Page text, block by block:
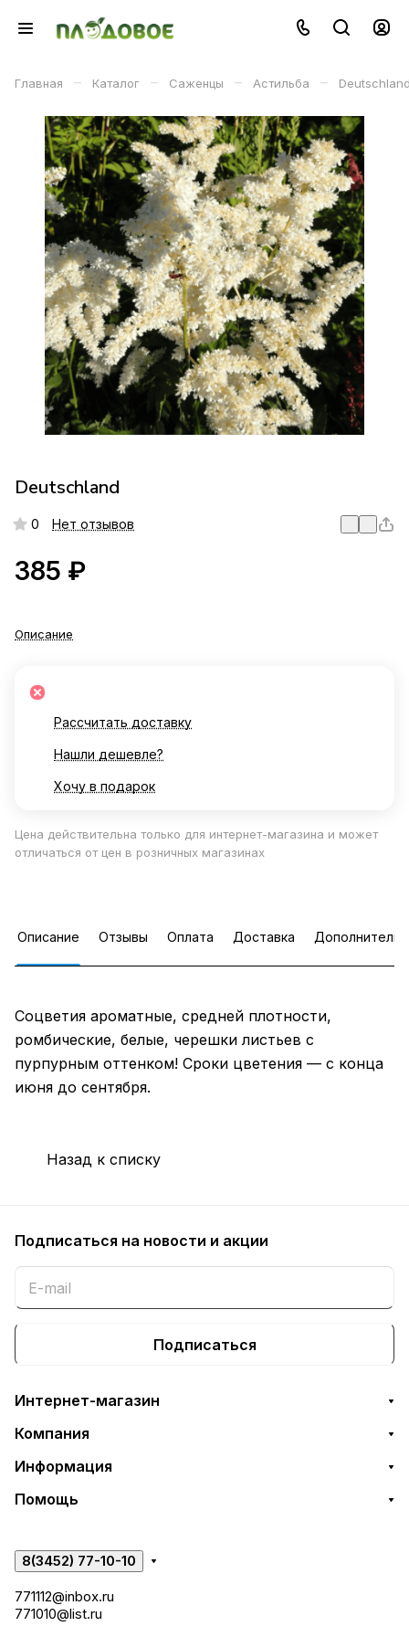
Главная – Каталог – Саженцы – Астильба –
Deutschland
0 Нет отзывов
385 ₽
Описание
Рассчитать доставку
Нашли дешевле?
Хочу в подарок
Цена действительна только для интернет-магазина и может
отличаться от цен в розничных магазинах
Описание Отзывы Оплата Доставка
Соцветия ароматные, средней плотности,
ромбические, белые, черешки листьев с
пурпурным оттенком! Сроки цветения — с конца
июня до сентября.
Назад к списку
Подписаться на новости и акции
Подписаться
Интернет-магазин
Компания
Информация
Помощь
8(3452) 77-10-10
771112@inbox.ru
771010@list.ru